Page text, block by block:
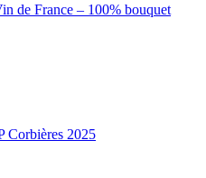
de France – 100% bouquet
Corbières 2025